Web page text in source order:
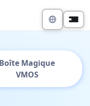
Boîte Magique
VMOS